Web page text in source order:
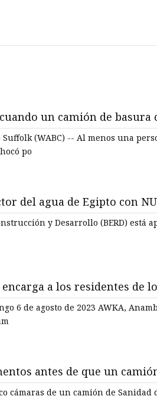
un camión de basura
detuvieron en un semáforo
Suffolk (WABC) -- Al menos una
po
del agua de Egipto con
y Desarrollo (BERD) está
encarga a los residentes de
limpia Anambra
6 de agosto de 2023 AWKA,
antes de que un
cámaras de un camión de